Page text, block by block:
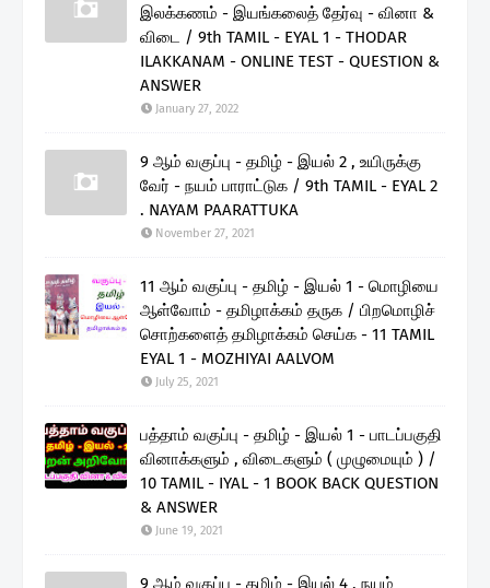
இலக்கணம் - இயங்கலைத் தேர்வு - வினா &
விடை / 9th TAMIL - EYAL 1 - THODAR
ILAKKANAM - ONLINE TEST - QUESTION &
ANSWER
January 27, 2022
9 ஆம் வகுப்பு - தமிழ் - இயல் 2 , உயிருக்கு
வேர் - நயம் பாராட்டுக / 9th TAMIL - EYAL 2
. NAYAM PAARATTUKA
November 27, 2021
11 ஆம் வகுப்பு - தமிழ் - இயல் 1 - மொழியை
ஆள்வோம் - தமிழாக்கம் தருக / பிறமொழிச்
சொற்களைத் தமிழாக்கம் செய்க - 11 TAMIL
EYAL 1 - MOZHIYAI AALVOM
July 25, 2021
பத்தாம் வகுப்பு - தமிழ் - இயல் 1 - பாடப்பகுதி
வினாக்களும் , விடைகளும் ( முழுமையும் ) /
10 TAMIL - IYAL - 1 BOOK BACK QUESTION
& ANSWER
June 19, 2021
9 ஆம் வகுப்பு - தமிழ் - இயல் 4 , நயம்